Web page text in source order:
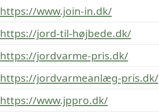
https://www.join-in.dk/
https://jord-til-højbede.dk/
https://jordvarme-pris.dk/
https://jordvarmeanlæg-pris.dk/
https://www.jppro.dk/